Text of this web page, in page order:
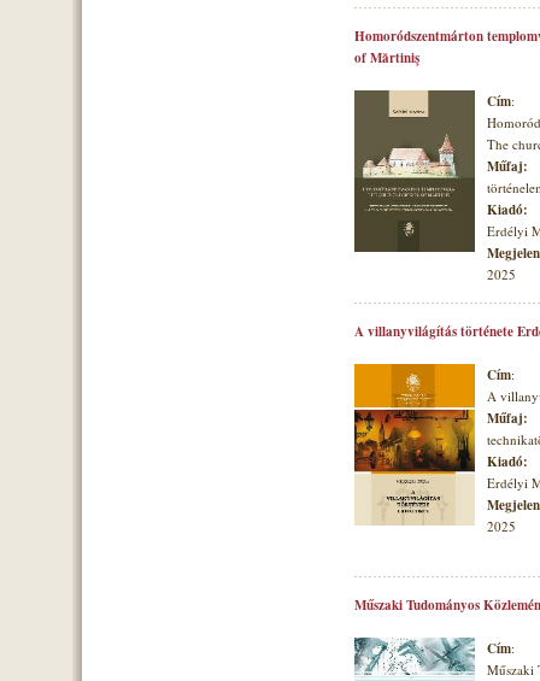
Homoródszentmárton
of Mărtiniş
Cím:
The
Műfaj:
Kiadó:
Erdélyi
2025
A villanyvilágítás története
Cím:
A
Műfaj:
Kiadó:
Erdélyi
2025
Műszaki Tudományos
Cím:
Műszaki